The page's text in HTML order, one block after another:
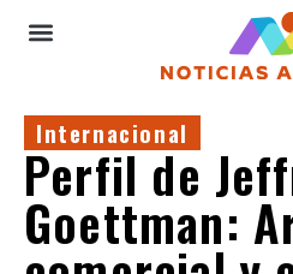
Internacional
Perfil de
Goettman: